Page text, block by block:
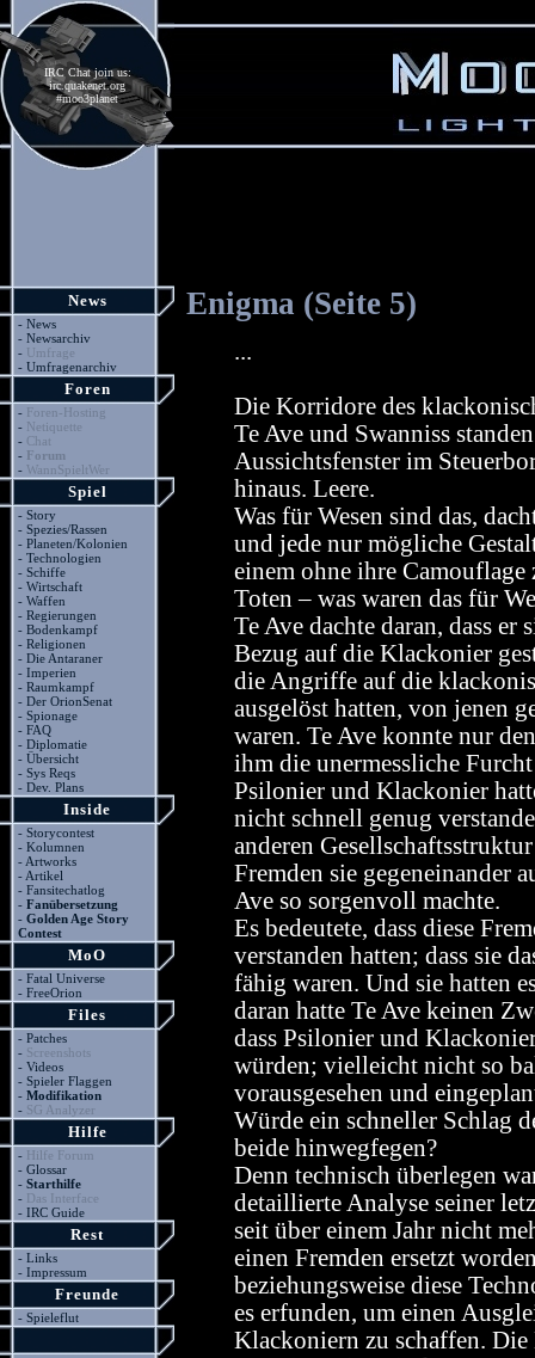
IRC Chat join us:
irc.quakenet.org
#moo3planet
News
- News
- Newsarchiv
- Umfrage
- Umfragenarchiv
Foren
- Foren-Hosting
- Netiquette
- Chat
- Forum
- WannSpieltWer
Spiel
- Story
- Spezies/Rassen
- Planeten/Kolonien
- Technologien
- Schiffe
- Wirtschaft
- Waffen
- Regierungen
- Bodenkampf
- Religionen
- Die Antaraner
- Imperien
- Raumkampf
- Der OrionSenat
- Spionage
- FAQ
- Diplomatie
- Übersicht
- Sys Reqs
- Dev. Plans
Inside
- Storycontest
- Kolumnen
- Artworks
- Artikel
- Fansitechatlog
- Fanübersetzung
- Golden Age Story
Contest
MoO
- Fatal Universe
- FreeOrion
Files
- Patches
- Screenshots
- Videos
- Spieler Flaggen
- Modifikation
- SG Analyzer
Hilfe
- Hilfe Forum
- Glossar
- Starthilfe
- Das Interface
- IRC Guide
Rest
- Links
- Impressum
Freunde
- Spieleflut
Enigma (Seite 5)
...
Die Korridore des
Te Ave und Swanniss
Aussichtsfenster im
hinaus. Leere.
Was für Wesen sind das,
und jede nur mögliche
einem ohne ihre
Toten – was waren das für
Te Ave dachte daran, dass
Bezug auf die Klackonier
die Angriffe auf die
ausgelöst hatten, von jenen
waren. Te Ave konnte nur
ihm die unermessliche
Psilonier und Klackonier
nicht schnell genug
anderen
Fremden sie gegeneinander
Ave so sorgenvoll machte.
Es bedeutete, dass diese
verstanden hatten; dass sie
fähig waren. Und sie hatten
daran hatte Te Ave keinen
dass Psilonier und
würden; vielleicht nicht so
vorausgesehen und
Würde ein schneller Schlag
beide hinwegfegen?
Denn technisch überlegen
detaillierte Analyse seiner
seit über einem Jahr nicht
einen Fremden ersetzt
beziehungsweise diese
es erfunden, um einen
Klackoniern zu schaffen.